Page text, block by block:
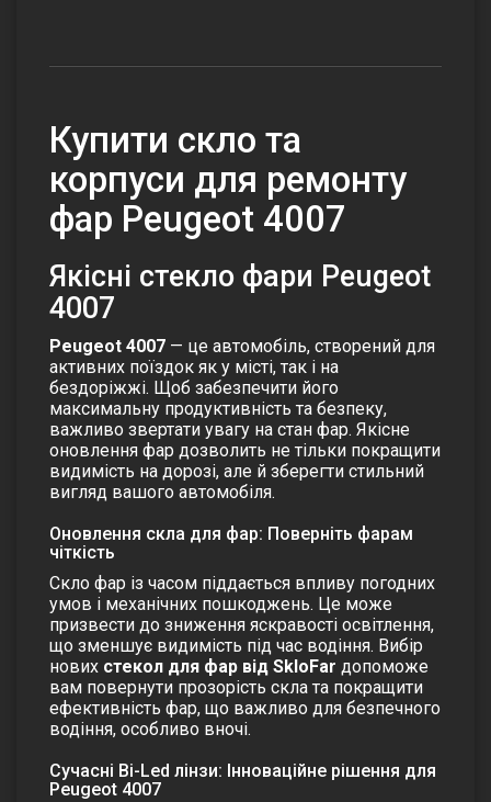
Купити скло та
корпуси для ремонту
фар Peugeot 4007
Якісні стекло фари Peugeot
4007
Peugeot 4007 — це автомобіль, створений для
активних поїздок як у місті, так і на
бездоріжжі. Щоб забезпечити його
максимальну продуктивність та безпеку,
важливо звертати увагу на стан фар. Якісне
оновлення фар дозволить не тільки покращити
видимість на дорозі, але й зберегти стильний
вигляд вашого автомобіля.
Оновлення скла для фар: Поверніть фарам
чіткість
Скло фар із часом піддається впливу погодних
умов і механічних пошкоджень. Це може
призвести до зниження яскравості освітлення,
що зменшує видимість під час водіння. Вибір
нових стекол для фар від SkloFar допоможе
вам повернути прозорість скла та покращити
ефективність фар, що важливо для безпечного
водіння, особливо вночі.
Сучасні Bi-Led лінзи: Інноваційне рішення для
Peugeot 4007